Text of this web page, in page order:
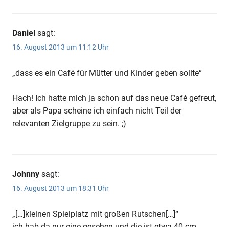
Daniel sagt:
16. August 2013 um 11:12 Uhr
„dass es ein Café für Mütter und Kinder geben sollte“
Hach! Ich hatte mich ja schon auf das neue Café gefreut,
aber als Papa scheine ich einfach nicht Teil der
relevanten Zielgruppe zu sein. ;)
Johnny sagt:
16. August 2013 um 18:31 Uhr
„[…]kleinen Spielplatz mit großen Rutschen[…]“